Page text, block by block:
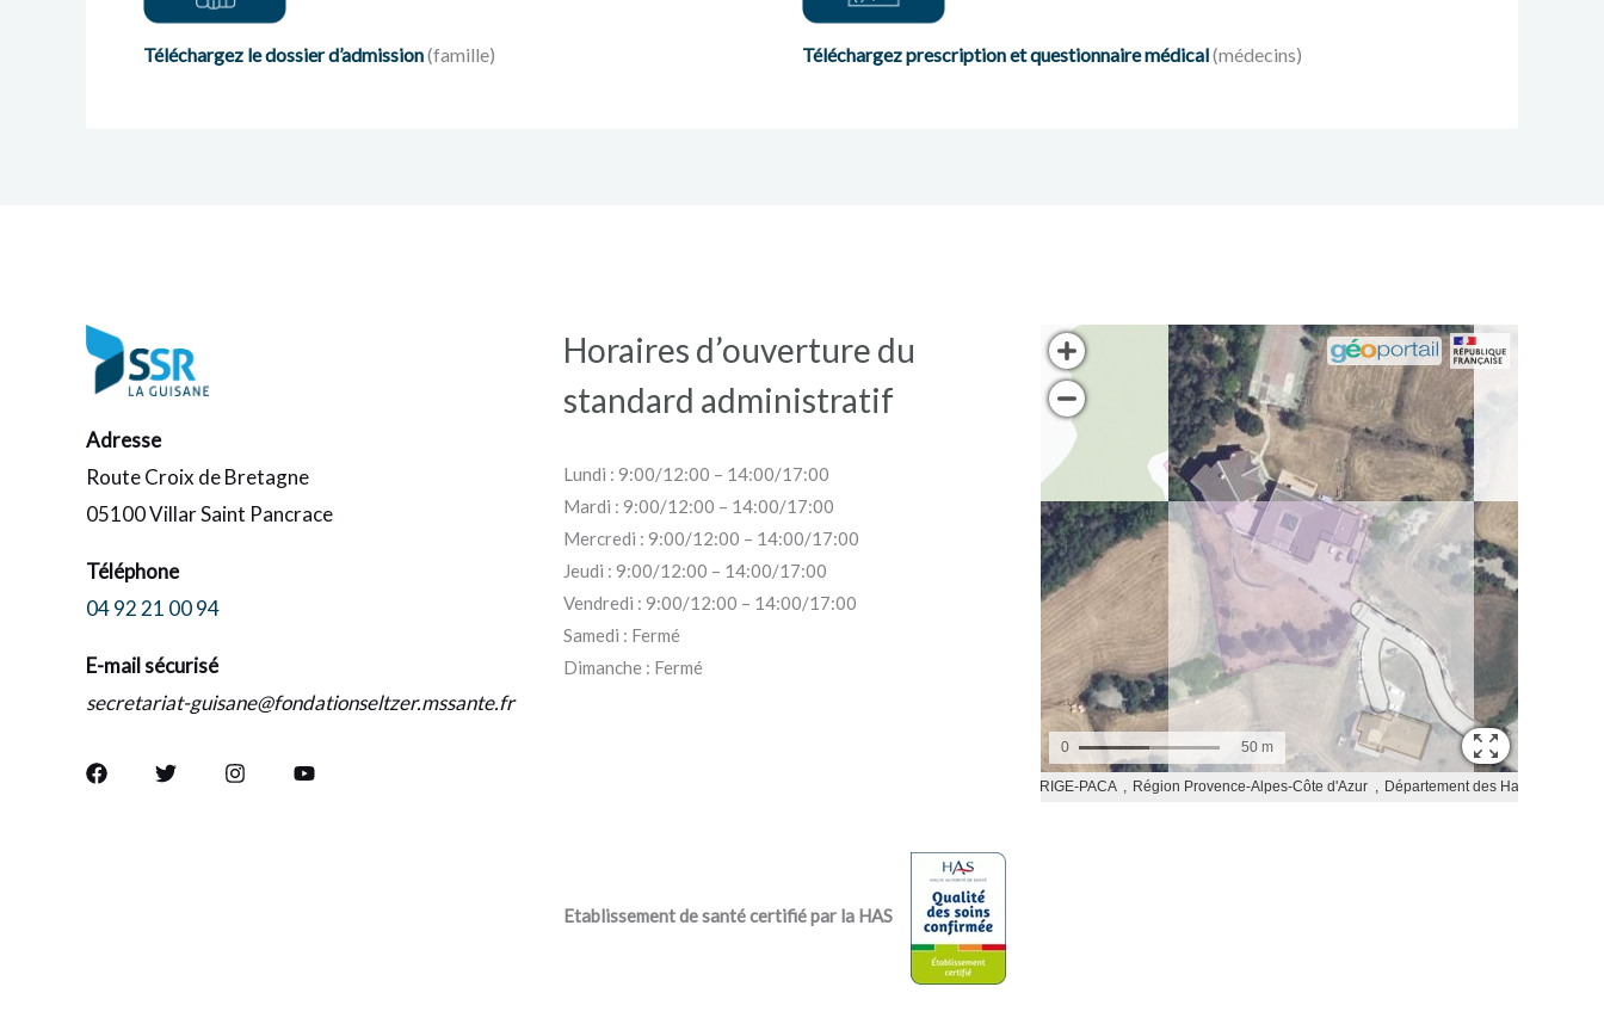
Téléchargez le dossier d’admission(famille) Téléchargez prescription et questionnaire médical(médecins)
Adresse
Route Croix de Bretagne
05100 Villar Saint Pancrace
Téléphone
04 92 21 00 94
E-mail sécurisé
secretariat-guisane@fondationseltzer.mssante.fr
Horaires d’ouverture du
standard administratif
Lundi : 9:00/12:00 – 14:00/17:00
Mardi : 9:00/12:00 – 14:00/17:00
Mercredi : 9:00/12:00 – 14:00/17:00
Jeudi : 9:00/12:00 – 14:00/17:00
Vendredi : 9:00/12:00 – 14:00/17:00
Samedi : Fermé
Dimanche : Fermé
Etablissement de santé certifié par la HAS